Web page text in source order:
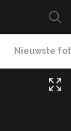
Nieuwste